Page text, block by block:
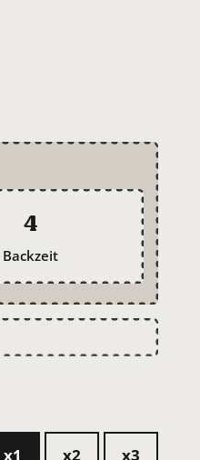
4
Backzeit
x1 x2 x3